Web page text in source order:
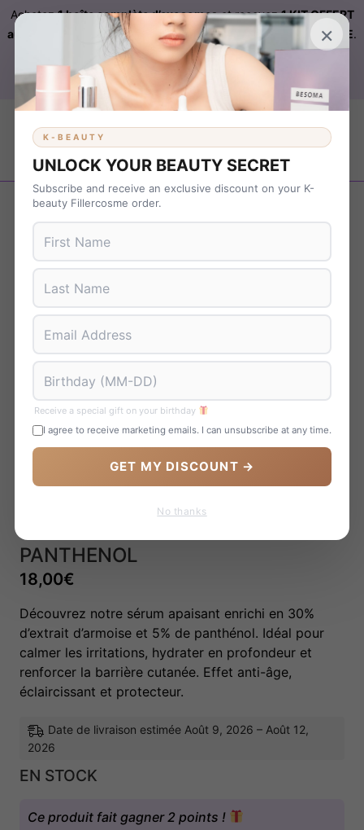
Achetez1 boîte complète d’exosomeset recevez1 KIT OFFERT
automatiquement ajouté à votre commande sur FILLERCOSME.
Livraison OFFERTE KBEAUTYdès 899 € d’achat. Code :
B37NS7T9
Revenir en arrière
CALMING SERUM : GREEN TEA +
PANTHENOL
18,00€
Découvrez notre sérum apaisant enrichi en 30%
d’extrait d’armoise et 5% de panthénol. Idéal pour
calmer les irritations, hydrater en profondeur et
renforcer la barrière cutanée. Effet anti-âge,
éclaircissant et protecteur.
Date de livraison estimée Août 9, 2026 – Août 12,
2026
EN STOCK
Ce produit fait gagner 2 points !
×
K-BEAUTY
UNLOCK YOUR BEAUTY SECRET
Subscribe and receive an exclusive discount on your K-
beauty Fillercosme order.
Receive a special gift on your birthday
I agree to receive marketing emails. I can unsubscribe at any time.
GET MY DISCOUNT →
No thanks